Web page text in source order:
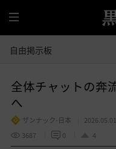
全
体
自由掲示板
全体チャットの奔
へ
ザンナック-日本
3687
0 4